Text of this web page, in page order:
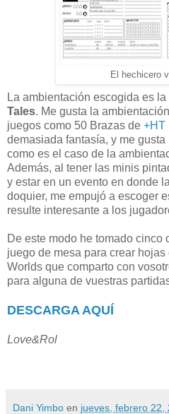
El hechicero
La ambientación escogida es
Tales. Me gusta la
juegos como 50 Brazas de +HT
demasiada fantasía, y me
como es el caso de la
Además, al tener las minis
y estar en un evento en donde
doquier, me empujó a escoger
resulte interesante a los
De este modo he tomado cinco
juego de mesa para crear
Worlds que comparto con
para alguna de vuestras
DESCARGA AQUÍ
Love&Rol
Dani Yimbo en jueves, febrero 22,